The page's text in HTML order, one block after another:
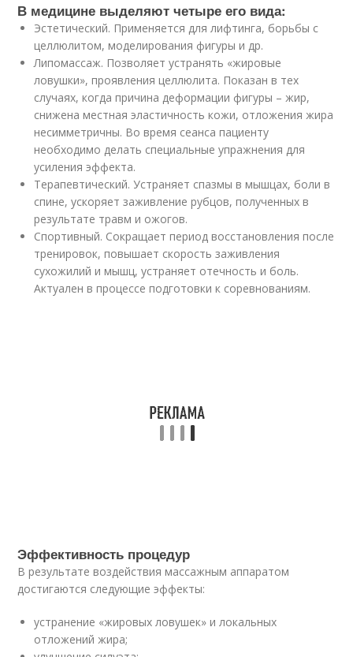
В медицине выделяют четыре его вида:
Эстетический. Применяется для лифтинга, борьбы с
целлюлитом, моделирования фигуры и др.
Липомассаж. Позволяет устранять «жировые
ловушки», проявления целлюлита. Показан в тех
случаях, когда причина деформации фигуры – жир,
снижена местная эластичность кожи, отложения жира
несимметричны. Во время сеанса пациенту
необходимо делать специальные упражнения для
усиления эффекта.
Терапевтический. Устраняет спазмы в мышцах, боли в
спине, ускоряет заживление рубцов, полученных в
результате травм и ожогов.
Спортивный. Сокращает период восстановления после
тренировок, повышает скорость заживления
сухожилий и мышц, устраняет отечность и боль.
Актуален в процессе подготовки к соревнованиям.
Эффективность процедур
В результате воздействия массажным аппаратом
достигаются следующие эффекты:
устранение «жировых ловушек» и локальных
отложений жира;